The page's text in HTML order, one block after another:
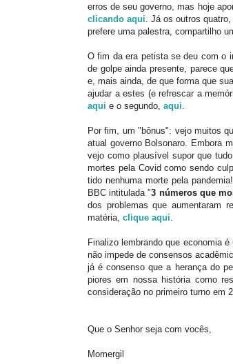
erros de seu governo, mas hoje
clicando aqui . Já os outros
prefere uma palestra, compartilho
O fim da era petista se deu com o
de golpe ainda presente, parece
e, mais ainda, de que forma que
ajudar a estes (e refrescar a
aqui e o segundo, aqui
Por fim, um "bônus": vejo muitos
atual governo Bolsonaro. Embora
vejo como plausível supor que
mortes pela Covid como sendo
tido nenhuma morte pela
BBC intitulada "3 números que
dos problemas que aumentaram
matéria, clique aqui
Finalizo lembrando que economia
não impede de consensos
já é consenso que a herança do
piores em nossa história como
consideração no primeiro turno em
Que o Senhor seja com vocês,
Momergil